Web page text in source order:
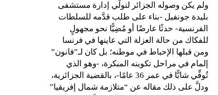
ولم يكن وصوله الجزائر لتولّي إدارة مستشفى
بليدة جونفيل -بناء على طلب قدَّمه للسلطات
الفرنسية- حدثًا عارضًا أو مُضِيًّا نحو مجهولٍ
للفكاك من حالة العزلة التي عاينها في فرنسا
ومن قبلها الإحباط في موطنه؛ بل كان لـ”فانون”
إلمام في مراحل تكوينه المبكرة، -وهو الذي
تُوفِّي شابًّا في عمر 36 عامًا-، بالقضية الجزائرية،
ودلَّ على ذلك مقاله عن “متلازمة شمال إفريقيا”